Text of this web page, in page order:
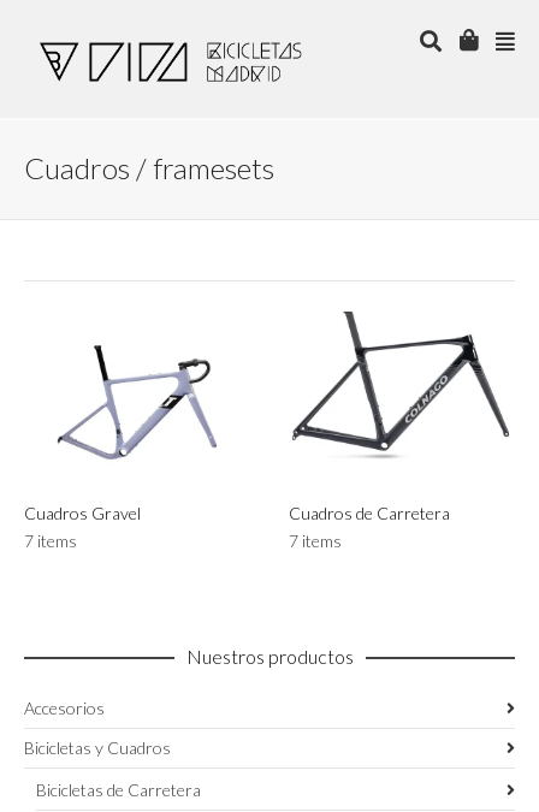
Cuadros / framesets
Cuadros Gravel
7 items
Cuadros de Carretera
7 items
Nuestros productos
Accesorios
Bicicletas y Cuadros
Bicicletas de Carretera